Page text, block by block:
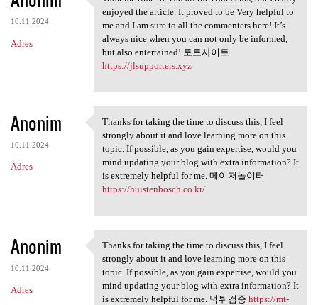
10.11.2024
Adres
Took me time to read all the
enjoyed the article. It proved to be Very helpful to
me and I am sure to all the commenters here! It’s
always nice when you can not only be informed,
but also entertained! 토토사이트
https://jlsupporters.xyz
Anonim
10.11.2024
Adres
Thanks for taking the time to
Thanks for taking the time to discuss this, I feel
strongly about it and love learning more on this
topic. If possible, as you gain expertise, would you
mind updating your blog with extra information? It
is extremely helpful for me. 메이저놀이터
https://huistenbosch.co.kr/
Anonim
10.11.2024
Adres
Thanks for taking the time to
Thanks for taking the time to discuss this, I feel
strongly about it and love learning more on this
topic. If possible, as you gain expertise, would you
mind updating your blog with extra information? It
is extremely helpful for me. 먹튀검증 https://mt-